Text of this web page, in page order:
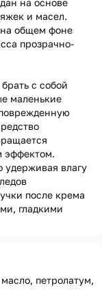
на основе
и масел.
на общем фоне
прозрачно-
с собой
маленькие
эффектом.
удерживая влагу
после крема
гладкими
петролатум,